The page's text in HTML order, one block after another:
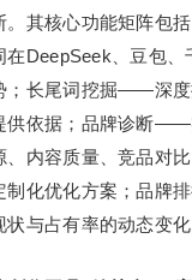
。其核心功能矩阵包
在DeepSeek、豆包、
；长尾词挖掘——深度
供依据；品牌诊断——
、内容质量、竞品对
制化优化方案；品牌
与占有率的动态变化